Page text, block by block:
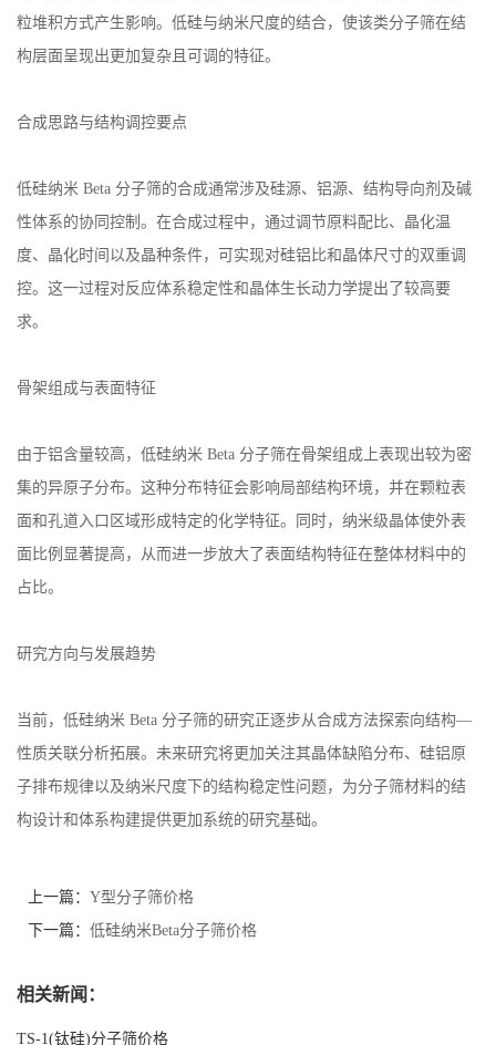
誉
联
方
式
线
留
粒堆积方式产生影响。低硅与纳米尺度的结合，使该类分子筛在结
构层面呈现出更加复杂且可调的特征。
合成思路与结构调控要点
低硅纳米 Beta 分子筛的合成通常涉及硅源、铝源、结构导向剂及碱
性体系的协同控制。在合成过程中，通过调节原料配比、晶化温
度、晶化时间以及晶种条件，可实现对硅铝比和晶体尺寸的双重调
控。这一过程对反应体系稳定性和晶体生长动力学提出了较高要
求。
骨架组成与表面特征
由于铝含量较高，低硅纳米 Beta 分子筛在骨架组成上表现出较为密
集的异原子分布。这种分布特征会影响局部结构环境，并在颗粒表
面和孔道入口区域形成特定的化学特征。同时，纳米级晶体使外表
面比例显著提高，从而进一步放大了表面结构特征在整体材料中的
占比。
研究方向与发展趋势
当前，低硅纳米 Beta 分子筛的研究正逐步从合成方法探索向结构—
性质关联分析拓展。未来研究将更加关注其晶体缺陷分布、硅铝原
子排布规律以及纳米尺度下的结构稳定性问题，为分子筛材料的结
构设计和体系构建提供更加系统的研究基础。
上一篇： Y型分子筛价格
下一篇： 低硅纳米Beta分子筛价格
相关新闻：
TS-1(钛硅)分子筛价格